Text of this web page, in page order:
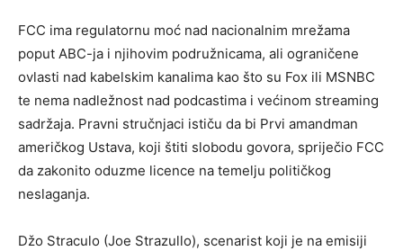
FCC ima regulatornu moć nad nacionalnim mrežama
poput ABC-ja i njihovim podružnicama, ali ograničene
ovlasti nad kabelskim kanalima kao što su Fox ili MSNBC
te nema nadležnost nad podcastima i većinom streaming
sadržaja. Pravni stručnjaci ističu da bi Prvi amandman
američkog Ustava, koji štiti slobodu govora, spriječio FCC
da zakonito oduzme licence na temelju političkog
neslaganja.
Džo Straculo (Joe Strazullo), scenarist koji je na emisiji